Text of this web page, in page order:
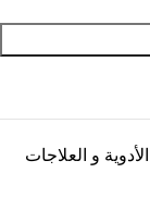
الأدوية و العلاجات